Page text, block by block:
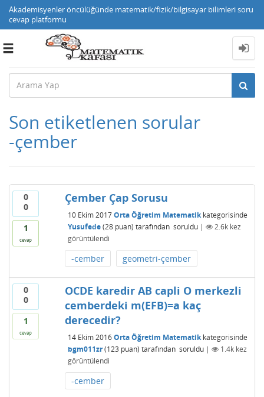
Akademisyenler öncülüğünde matematik/fizik/bilgisayar bilimleri soru
cevap platformu
Toggle
Son etiketlenen sorular
-çember
0
0
1
cevap
Çember Çap Sorusu
10 Ekim 2017 Orta Öğretim Matematikkategorisinde
Yusufede (28puan) tarafından soruldu | 2.6kkez
görüntülendi
-cember geometri-çember
0
0
1
cevap
OCDE karedir AB capli O merkezli
cemberdeki m(EFB)=a kaç
derecedir?
14 Ekim 2016 Orta Öğretim Matematikkategorisinde
bgm011zr (123 puan) tarafından soruldu | 1.4kkez
görüntülendi
-cember